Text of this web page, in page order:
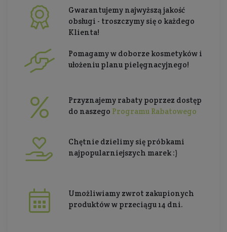
Gwarantujemy najwyższą jakość
obsługi - troszczymy się o każdego
Klienta!
Pomagamy w doborze kosmetyków i
ułożeniu planu pielęgnacyjnego!
Przyznajemy rabaty poprzez dostęp
do naszego Programu Rabatowego
Chętnie dzielimy się próbkami
najpopularniejszych marek :)
Umożliwiamy zwrot zakupionych
produktów w przeciągu 14 dni.